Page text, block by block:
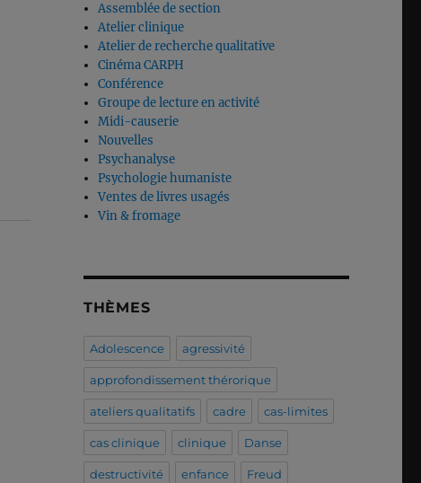
Assemblée de section
Atelier clinique
Atelier de recherche qualitative
Cinéma CARPH
Conférence
Groupe de lecture en activité
Midi-causerie
Nouvelles
Psychanalyse
Psychologie humaniste
Ventes de livres usagés
Vin & fromage
THÈMES
Adolescence agressivité
approfondissement thérorique
ateliers qualitatifs cadre cas-limites
cas clinique clinique Danse
destructivité enfance Freud